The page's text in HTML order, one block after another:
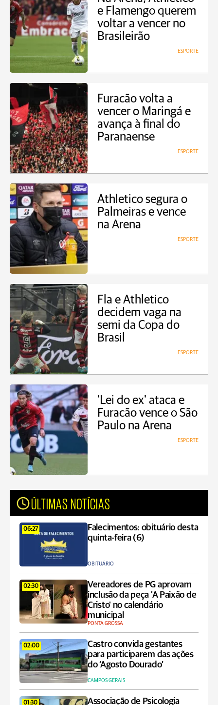
e Flamengo querem
voltar a vencer no
Brasileirão
ESPORTE
Furacão volta a
vencer o Maringá e
avança à final do
Paranaense
ESPORTE
Athletico segura o
Palmeiras e vence
na Arena
ESPORTE
Fla e Athletico
decidem vaga na
semi da Copa do
Brasil
ESPORTE
'Lei do ex' ataca e
Furacão vence o São
Paulo na Arena
ESPORTE
ÚLTIMAS NOTÍCIAS
06:27
Falecimentos: obituário desta
quinta-feira (6)
OBITUÁRIO
02:30
Vereadores de PG aprovam
inclusão da peça 'A Paixão de
Cristo' no calendário
municipal
PONTA GROSSA
02:00
Castro convida gestantes
para participarem das ações
do ‘Agosto Dourado’
CAMPOS GERAIS
01:30
Associação de Psicologia